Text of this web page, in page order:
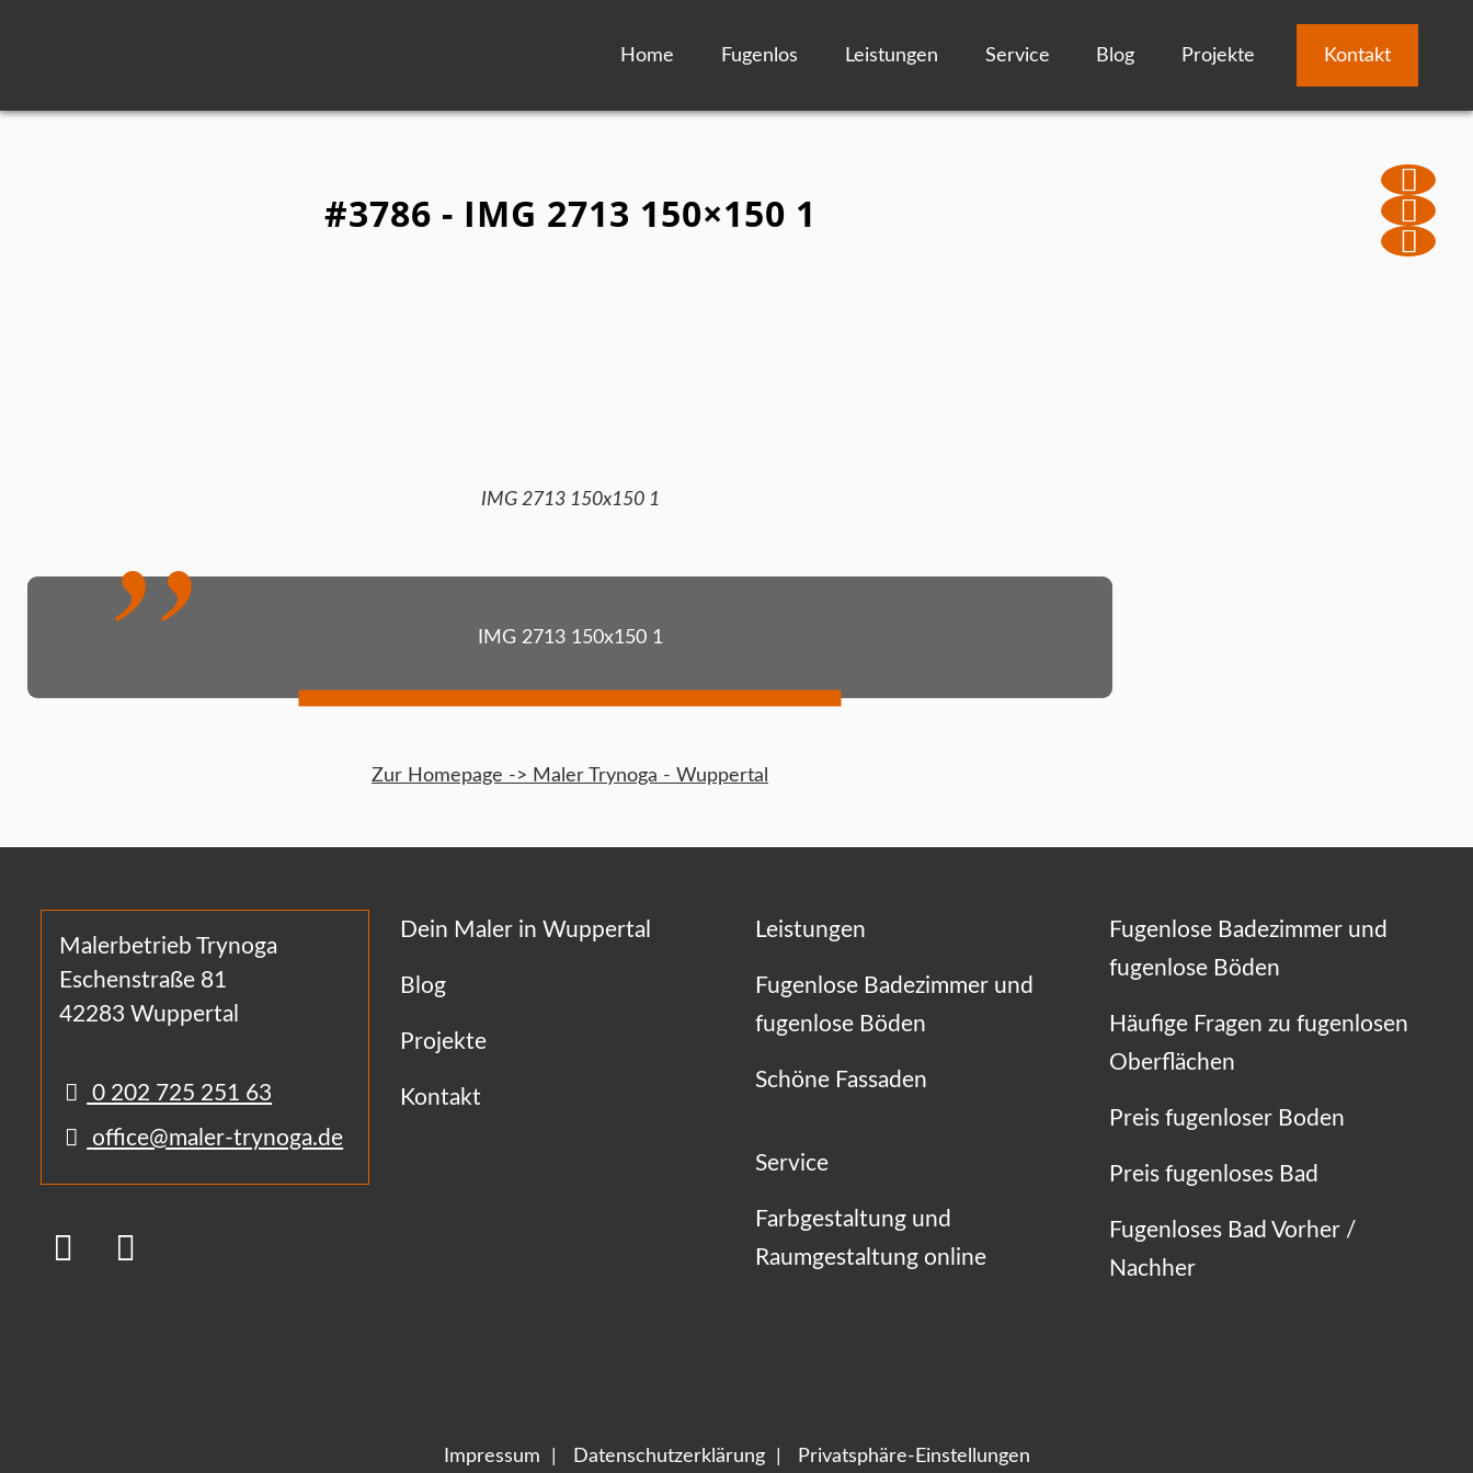
Home Fugenlos Leistungen Service Blog Projekte Kontakt
#3786 - IMG 2713 150×150 1
IMG 2713 150x150 1
IMG 2713 150x150 1
Zur Homepage -> Maler Trynoga - Wuppertal
Malerbetrieb Trynoga
Eschenstraße 81
42283 Wuppertal
0 202 725 251 63
office@maler-trynoga.de
Dein Maler in Wuppertal
Blog
Projekte
Kontakt
Leistungen
Fugenlose Badezimmer und
fugenlose Böden
Schöne Fassaden
Service
Farbgestaltung und
Raumgestaltung online
Fugenlose Badezimmer und
fugenlose Böden
Häufige Fragen zu fugenlosen
Oberflächen
Preis fugenloser Boden
Preis fugenloses Bad
Fugenloses Bad Vorher /
Nachher
Impressum Datenschutzerklärung Privatsphäre-Einstellungen